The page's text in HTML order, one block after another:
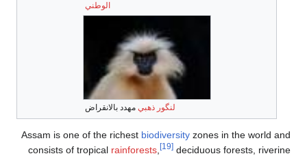
الوطني
لنگور ذهبيمهدد بالانقراض
Assam is one of the richestbiodiversityzones in the world and
consists of tropicalrainforests
deciduous forests, riverine